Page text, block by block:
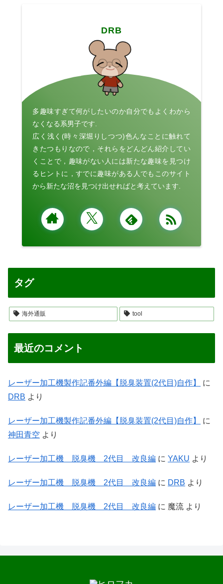
DRB
多趣味すぎて何がしたいのか自分でもよくわから
なくなる系男子です.
広く浅く(時々深堀りしつつ)色んなことに触れて
きたつもりなので，それらをどんどん紹介してい
くことで，趣味がない人には新たな趣味を見つけ
るヒントに，すでに趣味がある人でもこのサイト
から新たな沼を見つけ出せればと考えています.
タグ
海外通販 tool
最近のコメント
レーザー加工機製作記番外編【脱臭装置(2代目)自作】
に
DRB より
レーザー加工機製作記番外編【脱臭装置(2代目)自作】
に
神田青空 より
レーザー加工機 脱臭機 2代目 改良編 に YAKU より
レーザー加工機 脱臭機 2代目 改良編 に DRB より
レーザー加工機 脱臭機 2代目 改良編 に 魔流 より